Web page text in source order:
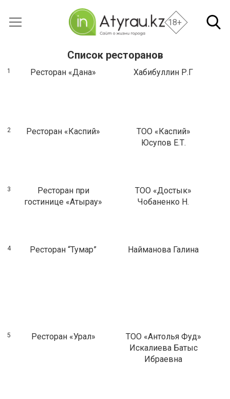
18+
Список ресторанов
1 Ресторан «Дана» Хабибуллин Р.Г
2 Ресторан «Каспий»
ТОО «Каспий»
Юсупов Е.Т.
3
Ресторан при
гостинице «Атырау»
ТОО «Достык»
Чобаненко Н.
4 Ресторан “Тумар” Найманова Галина
5 Ресторан «Урал»
ТОО «Антолья Фуд»
Искалиева Батыс
Ибраевна